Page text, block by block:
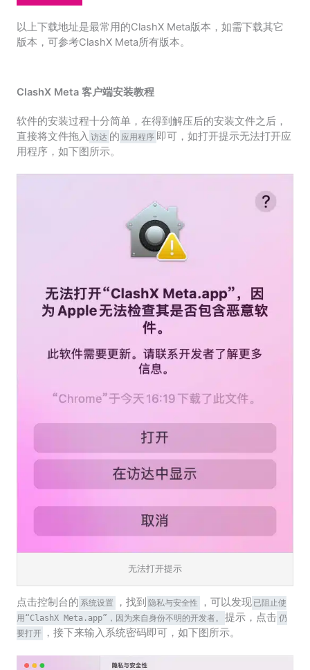
以上下载地址是最常用的ClashX Meta版本，如需下载其它
版本，可参考ClashX Meta所有版本。
ClashX Meta 客户端安装教程
软件的安装过程十分简单，在得到解压后的安装文件之后，
直接将文件拖入 访达 的 应用程序 即可，如打开提示无法打开应
用程序，如下图所示。
无法打开提示
点击控制台的 系统设置 ，找到 隐私与安全性 ，可以发现 已阻止使
用“ClashX Meta.app”，因为来自身份不明的开发者。
提示，点击 仍
要打开 ，接下来输入系统密码即可，如下图所示。